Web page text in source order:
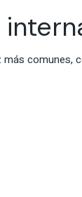
comunes,